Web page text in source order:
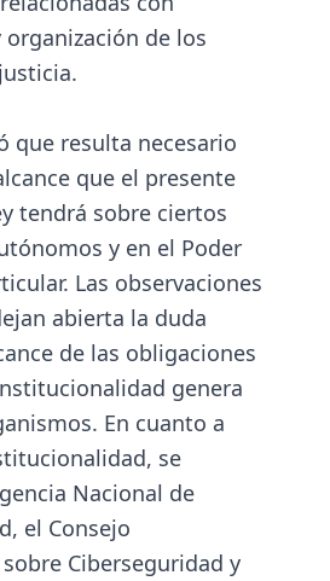
de los
que resulta necesario
que el presente
tendrá sobre ciertos
y en el Poder
Las observaciones
abierta la duda
de las obligaciones
genera
En cuanto a
se
Nacional de
el Consejo
Ciberseguridad y